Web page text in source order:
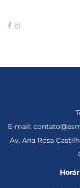
E-mail:
Av. Ana Rosa